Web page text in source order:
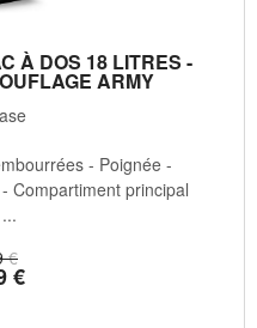
À DOS 18 LITRES -
ARMY
€
€
- Poignée -
Compartiment principal